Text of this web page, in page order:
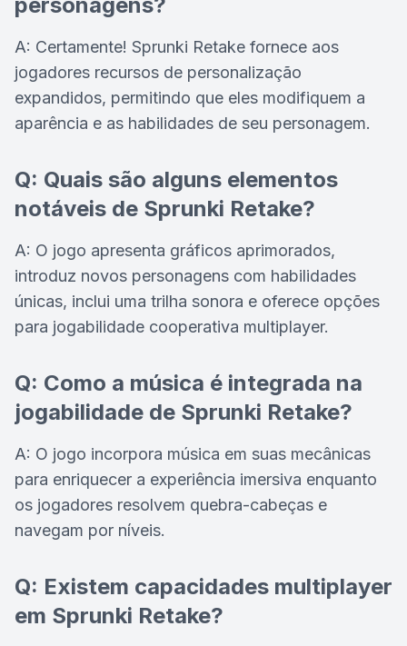
A: Certamente! Sprunki Retake fornece aos
jogadores recursos de personalização
expandidos, permitindo que eles modifiquem a
aparência e as habilidades de seu personagem.
Q: Quais são alguns elementos
notáveis de Sprunki Retake?
A: O jogo apresenta gráficos aprimorados,
introduz novos personagens com habilidades
únicas, inclui uma trilha sonora e oferece opções
para jogabilidade cooperativa multiplayer.
Q: Como a música é integrada na
jogabilidade de Sprunki Retake?
A: O jogo incorpora música em suas mecânicas
para enriquecer a experiência imersiva enquanto
os jogadores resolvem quebra-cabeças e
navegam por níveis.
Q: Existem capacidades multiplayer
em Sprunki Retake?